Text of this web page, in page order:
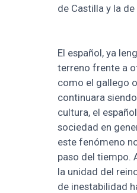
de Castilla y la
El español, ya
terreno frente a
como el gallego
continuara
cultura, el
sociedad en
este fenómeno
paso del tiempo.
la unidad del
de inestabilidad